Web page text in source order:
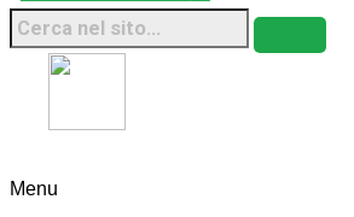
Menu